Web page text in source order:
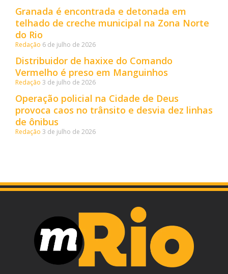
Granada é encontrada e detonada em
telhado de creche municipal na Zona Norte
do Rio
Redação 6 de julho de 2026
Distribuidor de haxixe do Comando
Vermelho é preso em Manguinhos
Redação 3 de julho de 2026
Operação policial na Cidade de Deus
provoca caos no trânsito e desvia dez linhas
de ônibus
Redação 3 de julho de 2026